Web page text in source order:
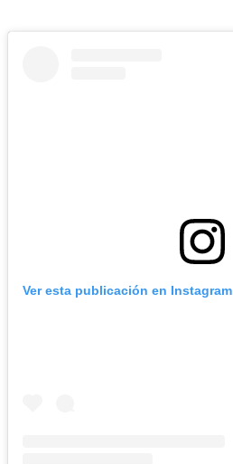
Ver esta publicación en Instagram